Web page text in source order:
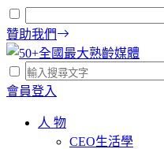
贊助我們
會員登入
人 物
CEO生活學